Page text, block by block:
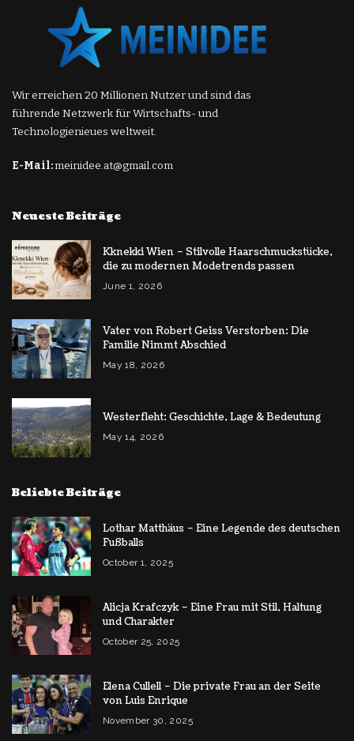
Wir erreichen 20 Millionen Nutzer und sind das
führende Netzwerk für Wirtschafts- und
Technologienieues weltweit.
E-Mail:meinidee.at@gmail.com
Neueste Beiträge
Kknekki Wien – Stilvolle Haarschmuckstücke,
die zu modernen Modetrends passen
June 1, 2026
Vater von Robert Geiss Verstorben: Die
Familie Nimmt Abschied
May 18, 2026
Westerfleht: Geschichte, Lage & Bedeutung
May 14, 2026
Beliebte Beiträge
Lothar Matthäus – Eine Legende des deutschen
Fußballs
October 1, 2025
Alicja Krafczyk – Eine Frau mit Stil, Haltung
und Charakter
October 25, 2025
Elena Cullell – Die private Frau an der Seite
von Luis Enrique
November 30, 2025